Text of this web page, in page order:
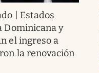
| Estados
Dominicana y
el ingreso a
la renovación